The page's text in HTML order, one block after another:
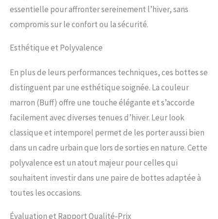
essentielle pour affronter sereinement l’hiver, sans
compromis sur le confort ou la sécurité.
Esthétique et Polyvalence
En plus de leurs performances techniques, ces bottes se
distinguent par une esthétique soignée. La couleur
marron (Buff) offre une touche élégante et s’accorde
facilement avec diverses tenues d’hiver. Leur look
classique et intemporel permet de les porter aussi bien
dans un cadre urbain que lors de sorties en nature. Cette
polyvalence est un atout majeur pour celles qui
souhaitent investir dans une paire de bottes adaptée à
toutes les occasions.
Évaluation et Rapport Qualité-Prix